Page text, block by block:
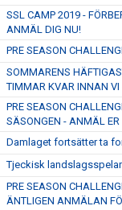
SSL CAMP 2019 -
ANMÄL DIG NU!
PRE SEASON
SOMMARENS
TIMMAR KVAR INNAN VI
PRE SEASON
SÄSONGEN - ANMÄL ER
Damlaget fortsätter ta
Tjeckisk
PRE SEASON
ÄNTLIGEN ANMÄLAN